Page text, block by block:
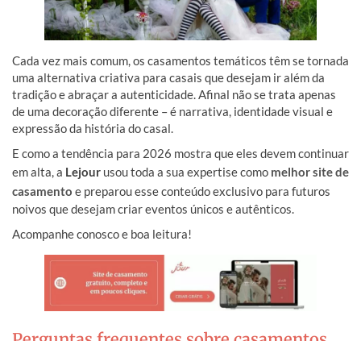
Cada vez mais comum, os casamentos temáticos têm se tornada
uma alternativa criativa para casais que desejam ir além da
tradição e abraçar a autenticidade. Afinal não se trata apenas
de uma decoração diferente – é narrativa, identidade visual e
expressão da história do casal.
E como a tendência para 2026 mostra que eles devem continuar
em alta, a Lejour usou toda a sua expertise como melhor site de
casamento e preparou esse conteúdo exclusivo para futuros
noivos que desejam criar eventos únicos e autênticos.
Acompanhe conosco e boa leitura!